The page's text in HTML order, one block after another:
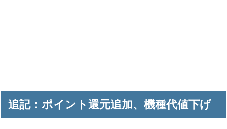
追記：ポイント還元追加、機種代値下げ